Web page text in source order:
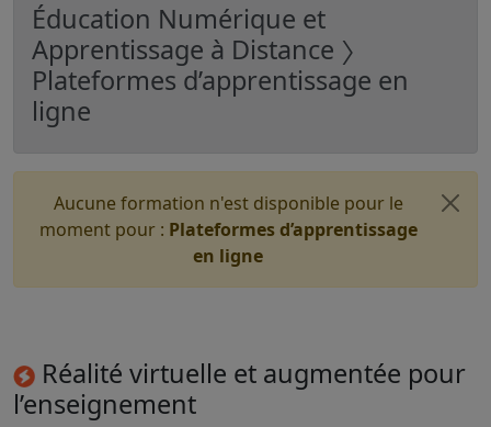
Éducation Numérique et
Apprentissage à Distance 〉
Plateformes d’apprentissage en
ligne
Aucune formation n'est disponible pour le
moment pour : Plateformes d’apprentissage
en ligne
Réalité virtuelle et augmentée pour
l’enseignement